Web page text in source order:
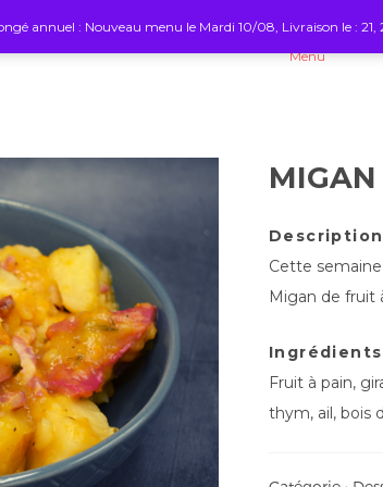
Menu
Cette
Migan de fruit
Fruit à pain,
thym, ail, bois
annuel : Nouveau menu le Mardi 10/08, Livraison le : 21,